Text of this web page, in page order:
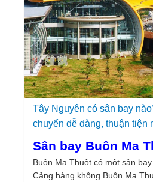
đến. Dân tộc thiểu số có
7,48%; có 8 dân tộc ít người
Vì nơi đây chiếm hầu hết các
nền văn hóa được xem như
tộc nhất của cả nước. Điều đó
về ngôn ngữ, chữ viết, tiếng
bào nơi đây.
Văn hóa cồng, chiêng
hóa phi vật thể
Cồng chiêng là loại hình nghệ
lịch sử và văn hóa của các dân
sống dọc dải Trường Sơn, bao
Tây Nguyên có sân bay
chuyển dễ dàng, thuận tiện
Sân bay Buôn Ma
Buôn Ma Thuột có một sân
Cảng hàng không Buôn Ma